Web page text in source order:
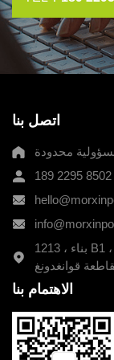
الشركة:
1213 ، بناء B1 ، تيان سايبر سيتي ، حي نانتشنغ ، مدينة
اتصل بنا
محدودة
189 2295 8502
1213 ، بناء B1 ، تيان سايبر سيتي ، حي نانتشنغ ، مدينة دونغ
قوانغدونغ
الاهتمام بنا